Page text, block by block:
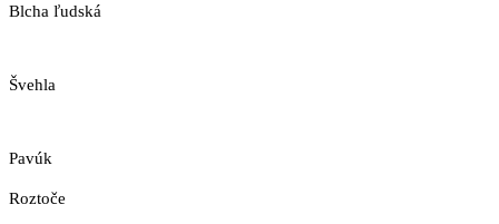
Blcha ľudská
Švehla
Pavúk
Roztoče